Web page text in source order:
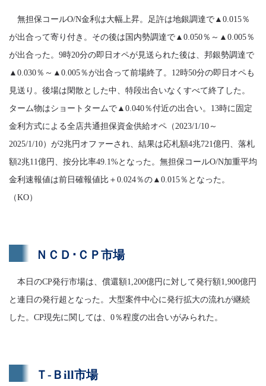
無担保コールO/N金利は大幅上昇。足許は地銀調達で▲0.015％
が出合って寄り付き。その後は国内勢調達で▲0.050％～▲0.005％
が出合った。9時20分の即日オペが見送られた後は、邦銀勢調達で
▲0.030％～▲0.005％が出合って前場終了。12時50分の即日オペも
見送り。後場は閑散とした中、特段出合いなくすべて終了した。
ターム物はショートタームで▲0.040％付近の出合い。13時に固定
金利方式による全店共通担保資金供給オペ（2023/1/10～
2025/1/10）が2兆円オファーされ、結果は応札額4兆721億円、落札
額2兆11億円、按分比率49.1%となった。無担保コールO/N加重平均
金利速報値は前日確報値比＋0.024％の▲0.015％となった。
（KO）
ＮＣＤ･ＣＰ市場
本日のCP発行市場は、償還額1,200億円に対して発行額1,900億円
と連日の発行超となった。大型案件中心に発行拡大の流れが継続
した。CP現先に関しては、0％程度の出合いがみられた。
Ｔ-Ｂill市場